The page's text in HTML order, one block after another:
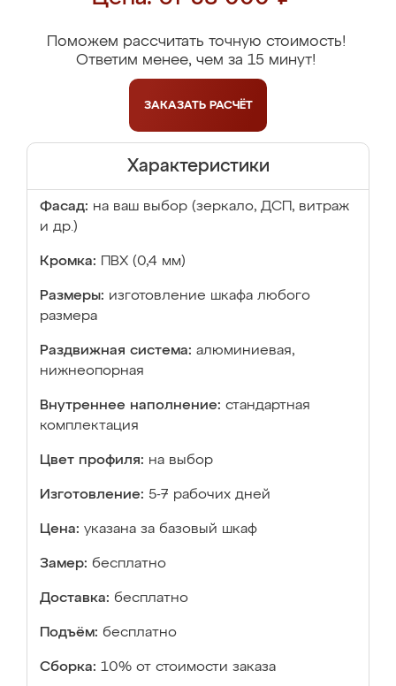
Поможем рассчитать точную стоимость!
Ответим менее, чем за 15 минут!
ЗАКАЗАТЬ РАСЧЁТ
Характеристики
Фасад: на ваш выбор (зеркало, ДСП, витраж
и др.)
Кромка: ПВХ (0,4 мм)
Размеры: изготовление шкафа любого
размера
Раздвижная система: алюминиевая,
нижнеопорная
Внутреннее наполнение: стандартная
комплектация
Цвет профиля: на выбор
Изготовление: 5-7 рабочих дней
Цена: указана за базовый шкаф
Замер: бесплатно
Доставка: бесплатно
Подъём: бесплатно
Сборка: 10% от стоимости заказа